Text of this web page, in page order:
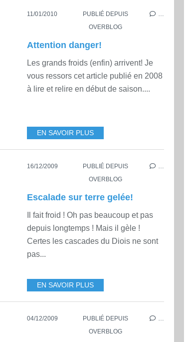
11/01/2010
PUBLIÉ DEPUIS
OVERBLOG
…
Attention danger!
Les grands froids (enfin) arrivent! Je
vous ressors cet article publié en 2008
à lire et relire en début de saison....
EN SAVOIR PLUS
16/12/2009
PUBLIÉ DEPUIS
OVERBLOG
…
Escalade sur terre gelée!
Il fait froid ! Oh pas beaucoup et pas
depuis longtemps ! Mais il gèle !
Certes les cascades du Diois ne sont
pas...
EN SAVOIR PLUS
04/12/2009
PUBLIÉ DEPUIS
OVERBLOG
…